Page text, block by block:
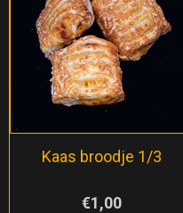
Kaas broodje 1/3
€1,00